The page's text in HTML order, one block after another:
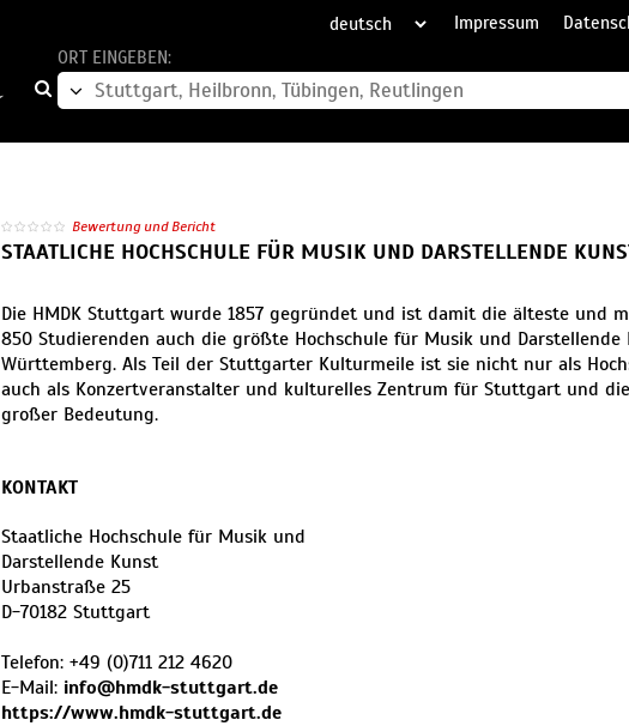
Impressum
ORT EINGEBEN:
Bewertung und Bericht
STAATLICHE HOCHSCHULE FÜR MUSIK UND DARSTELLENDE
Die HMDK Stuttgart wurde 1857 gegründet und ist damit die älteste und
850 Studierenden auch die größte Hochschule für Musik und Darstellende
Württemberg. Als Teil der Stuttgarter Kulturmeile ist sie nicht nur als
auch als Konzertveranstalter und kulturelles Zentrum für Stuttgart und
großer Bedeutung.
KONTAKT
Staatliche Hochschule für Musik und
Darstellende Kunst
Urbanstraße 25
D-70182 Stuttgart
Telefon: +49 (0)711 212 4620
E-Mail: info@hmdk-stuttgart.de
https://www.hmdk-stuttgart.de